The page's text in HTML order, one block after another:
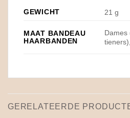
GEWICHT 21 g
MAAT BANDEAU
HAARBANDEN
Dames
GERELATEERDE